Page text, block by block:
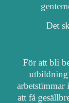
Det
För att bli
utbildning
arbetstimmar
att få